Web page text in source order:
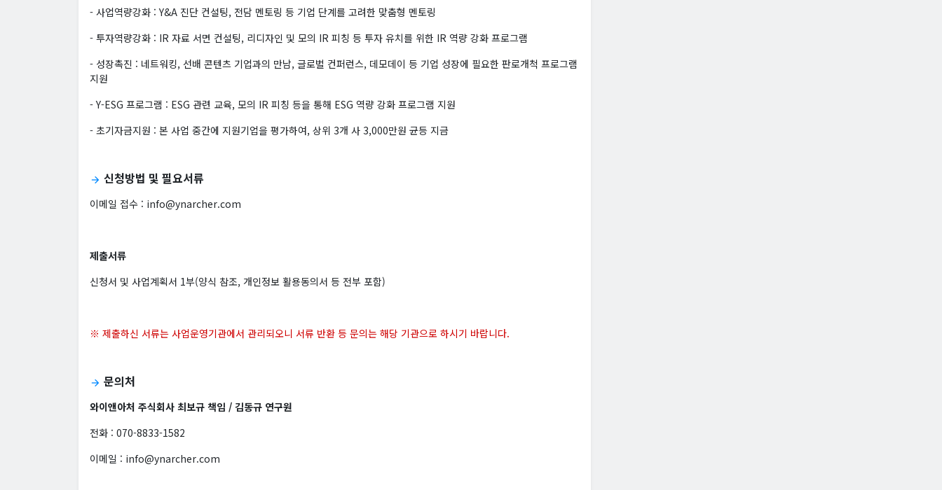
- 사업역량강화 : Y&A 진단 컨설팅, 전담 멘토링 등 기업 단계를 고려한 맞춤형 멘토링
- 투자역량강화 : IR 자료 서면 컨설팅, 리디자인 및 모의 IR 피칭 등 투자 유치를 위한 IR 역량 강화 프로그램
- 성장촉진 : 네트워킹, 선배 콘텐츠 기업과의 만남, 글로벌 컨퍼런스, 데모데이 등 기업 성장에 필요한 판로개척 프로그램
지원
- Y-ESG 프로그램 : ESG 관련 교육, 모의 IR 피칭 등을 통해 ESG 역량 강화 프로그램 지원
- 초기자금지원 : 본 사업 중간에 지원기업을 평가하여, 상위 3개 사 3,000만원 균등 지금
arrow_forward 신청방법 및 필요서류
이메일 접수 : info@ynarcher.com
제출서류
신청서 및 사업계획서 1부(양식 참조, 개인정보 활용동의서 등 전부 포함)
※ 제출하신 서류는 사업운영기관에서 관리되오니 서류 반환 등 문의는 해당 기관으로 하시기 바랍니다.
arrow_forward 문의처
와이앤아처 주식회사 최보규 책임 / 김동규 연구원
전화 : 070-8833-1582
이메일 : info@ynarcher.com